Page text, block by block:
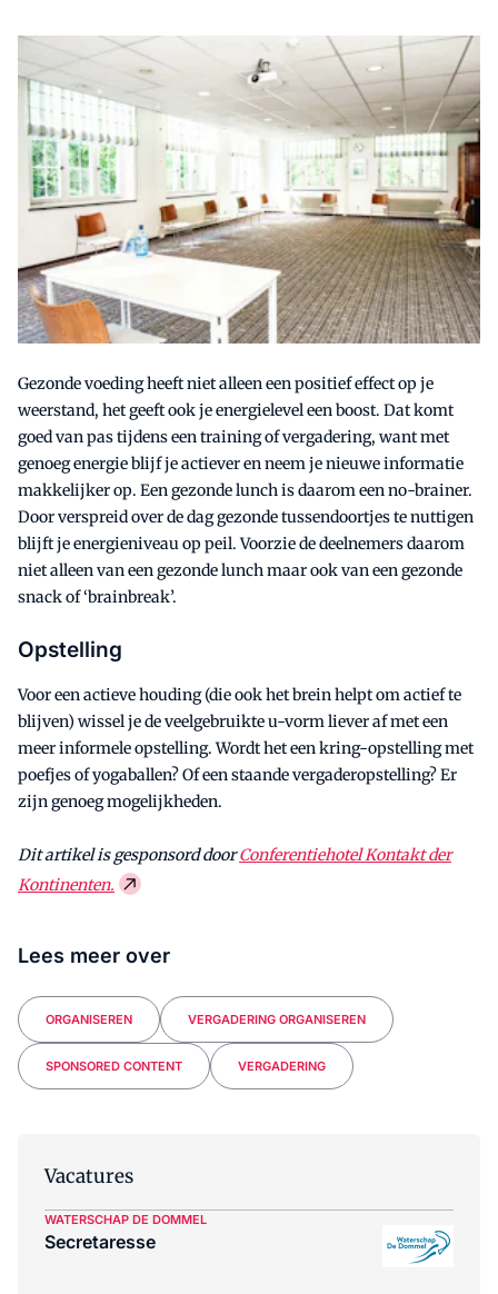
Gezonde voeding heeft niet alleen een positief effect op je
weerstand, het geeft ook je energielevel een boost. Dat komt
goed van pas tijdens een training of vergadering, want met
genoeg energie blijf je actiever en neem je nieuwe informatie
makkelijker op. Een gezonde lunch is daarom een no-brainer.
Door verspreid over de dag gezonde tussendoortjes te nuttigen
blijft je energieniveau op peil. Voorzie de deelnemers daarom
niet alleen van een gezonde lunch maar ook van een gezonde
snack of ‘brainbreak’.
Opstelling
Voor een actieve houding (die ook het brein helpt om actief te
blijven) wissel je de veelgebruikte u-vorm liever af met een
meer informele opstelling. Wordt het een kring-opstelling met
poefjes of yogaballen? Of een staande vergaderopstelling? Er
zijn genoeg mogelijkheden.
Dit artikel is gesponsord doorConferentiehotel Kontakt der
Kontinenten.
Lees meer over
ORGANISEREN VERGADERING ORGANISEREN
SPONSORED CONTENT VERGADERING
Vacatures
WATERSCHAP DE DOMMEL
Secretaresse